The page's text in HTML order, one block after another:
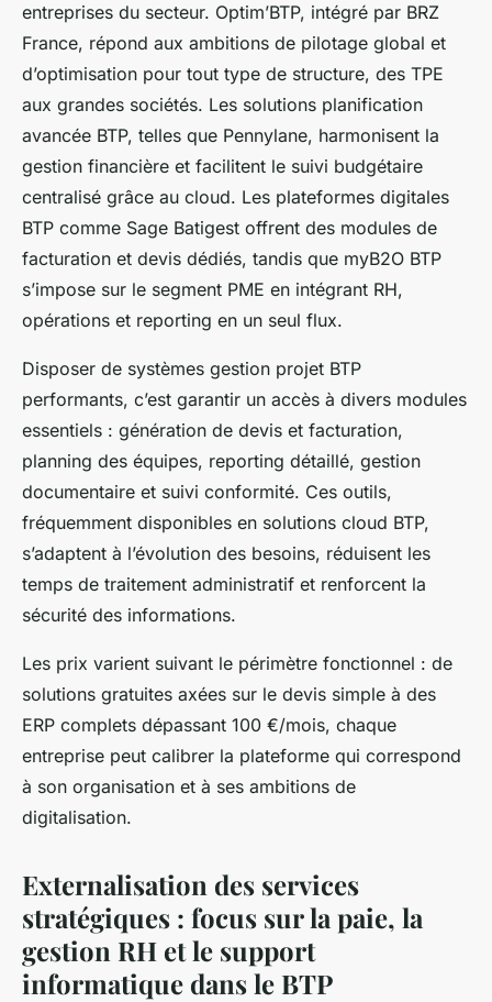
entreprises du secteur. Optim’BTP, intégré par BRZ
France, répond aux ambitions de pilotage global et
d’optimisation pour tout type de structure, des TPE
aux grandes sociétés. Les solutions planification
avancée BTP, telles que Pennylane, harmonisent la
gestion financière et facilitent le suivi budgétaire
centralisé grâce au cloud. Les plateformes digitales
BTP comme Sage Batigest offrent des modules de
facturation et devis dédiés, tandis que myB2O BTP
s’impose sur le segment PME en intégrant RH,
opérations et reporting en un seul flux.
Disposer de systèmes gestion projet BTP
performants, c’est garantir un accès à divers modules
essentiels : génération de devis et facturation,
planning des équipes, reporting détaillé, gestion
documentaire et suivi conformité. Ces outils,
fréquemment disponibles en solutions cloud BTP,
s’adaptent à l’évolution des besoins, réduisent les
temps de traitement administratif et renforcent la
sécurité des informations.
Les prix varient suivant le périmètre fonctionnel : de
solutions gratuites axées sur le devis simple à des
ERP complets dépassant 100 €/mois, chaque
entreprise peut calibrer la plateforme qui correspond
à son organisation et à ses ambitions de
digitalisation.
Externalisation des services
stratégiques : focus sur la paie, la
gestion RH et le support
informatique dans le BTP